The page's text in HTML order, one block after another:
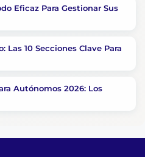
Eficaz Para Gestionar Sus
Las 10 Secciones Clave Para
Autónomos 2026: Los